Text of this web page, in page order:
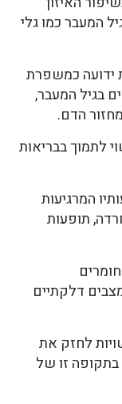
המעבר כמו גלי
ידועה כמשפרת
בגיל המעבר,
הדם.
לתמוך בבריאות
המרגיעות
תופעות
דלקתיים
לחזק את
זו של